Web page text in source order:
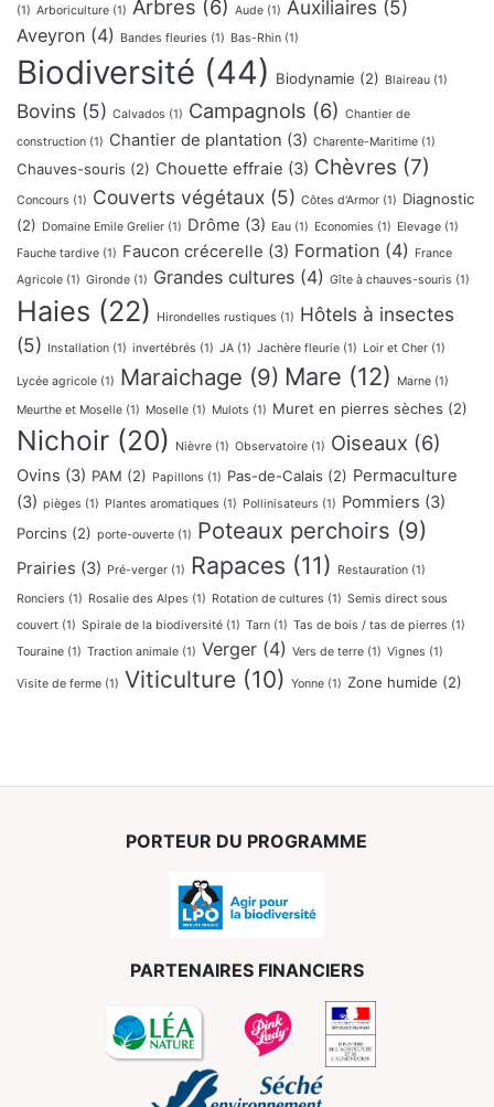
(1) Arboriculture (1) Arbres (6) Aude (1) Auxiliaires (5)
Aveyron (4) Bandes fleuries (1) Bas-Rhin (1)
Biodiversité (44) Biodynamie (2) Blaireau (1)
Bovins (5) Calvados (1) Campagnols (6) Chantier de
construction (1) Chantier de plantation (3) Charente-Maritime (1)
Chauves-souris (2) Chouette effraie (3) Chèvres (7)
Concours (1) Couverts végétaux (5) Côtes d'Armor (1) Diagnostic
(2) Domaine Emile Grelier (1) Drôme (3) Eau (1) Economies (1) Elevage (1)
Fauche tardive (1) Faucon crécerelle (3) Formation (4)
France
Agricole (1) Gironde (1) Grandes cultures (4) Gîte à chauves-souris (1)
Haies (22) Hirondelles rustiques (1) Hôtels à insectes
(5) Installation (1) invertébrés (1) JA (1) Jachère fleurie (1) Loir et Cher (1)
Lycée agricole (1) Maraichage (9) Mare (12) Marne (1)
Meurthe et Moselle (1) Moselle (1) Mulots (1) Muret en pierres sèches (2)
Nichoir (20) Nièvre (1) Observatoire (1) Oiseaux (6)
Ovins (3) PAM (2) Papillons (1) Pas-de-Calais (2) Permaculture
(3) pièges (1) Plantes aromatiques (1) Pollinisateurs (1) Pommiers (3)
Porcins (2) porte-ouverte (1) Poteaux perchoirs (9)
Prairies (3) Pré-verger (1) Rapaces (11) Restauration (1)
Ronciers (1) Rosalie des Alpes (1) Rotation de cultures (1) Semis direct sous
couvert (1) Spirale de la biodiversité (1) Tarn (1) Tas de bois / tas de pierres (1)
Touraine (1) Traction animale (1) Verger (4) Vers de terre (1) Vignes (1)
Visite de ferme (1) Viticulture (10) Yonne (1) Zone humide (2)
PORTEUR DU PROGRAMME
PARTENAIRES FINANCIERS